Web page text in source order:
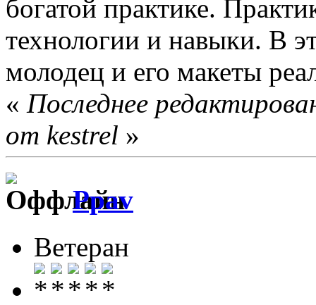
богатой практике.
технологии и навыки. В
молодец и его макеты
« Последнее
от kestrel »
Ppav
Ветеран